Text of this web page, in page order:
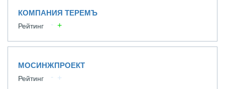
КОМПАНИЯ ТЕРЕМЪ
Рейтинг
МОСИНЖПРОЕКТ
Рейтинг